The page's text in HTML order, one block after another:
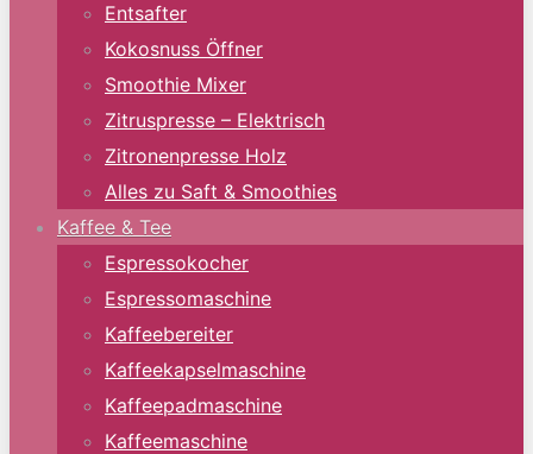
Entsafter
Kokosnuss Öffner
Smoothie Mixer
Zitruspresse – Elektrisch
Zitronenpresse Holz
Alles zu Saft & Smoothies
Kaffee & Tee
Espressokocher
Espressomaschine
Kaffeebereiter
Kaffeekapselmaschine
Kaffeepadmaschine
Kaffeemaschine